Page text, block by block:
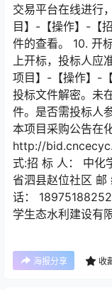
交易平台在线进行
目】-【操作】-【
件的查看。 10. 开
上开标，投标人应
项目】-【操作】-
投标文件解密。未
件。是否需投标人
本项目采购公告在
http://
式:招 标 人： 中化
省泗县赵位社区
话：
学生态水利建设有
海报分享 收